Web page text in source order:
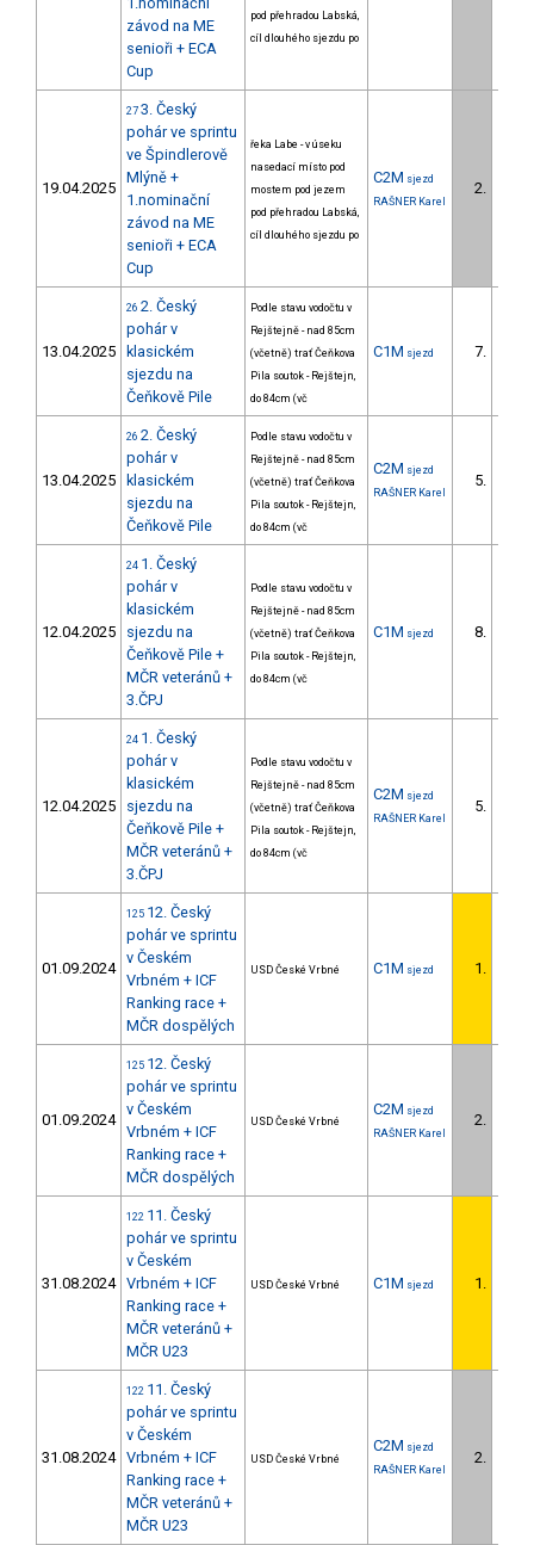
závod na ME
senioři + ECA
Cup
pod přehradou Labská,
cíl dlouhého sjezdu po
19.04.2025
27 3. Český
pohár ve sprintu
ve Špindlerově
Mlýně +
1.nominační
závod na ME
senioři + ECA
Cup
řeka Labe - v úseku
nasedací místo pod
mostem pod jezem
pod přehradou Labská,
cíl dlouhého sjezdu po
C2M sjezd
RAŠNER Karel
2.
13.04.2025
26 2. Český
pohár v
klasickém
sjezdu na
Čeňkově Pile
Podle stavu vodočtu v
Rejštejně - nad 85cm
(včetně) trať Čeňkova
Pila soutok - Rejštejn,
do 84cm (vč
C1M sjezd 7.
13.04.2025
26 2. Český
pohár v
klasickém
sjezdu na
Čeňkově Pile
Podle stavu vodočtu v
Rejštejně - nad 85cm
(včetně) trať Čeňkova
Pila soutok - Rejštejn,
do 84cm (vč
C2M sjezd
RAŠNER Karel
5.
12.04.2025
24 1. Český
pohár v
klasickém
sjezdu na
Čeňkově Pile +
MČR veteránů +
3.ČPJ
Podle stavu vodočtu v
Rejštejně - nad 85cm
(včetně) trať Čeňkova
Pila soutok - Rejštejn,
do 84cm (vč
C1M sjezd 8.
12.04.2025
24 1. Český
pohár v
klasickém
sjezdu na
Čeňkově Pile +
MČR veteránů +
3.ČPJ
Podle stavu vodočtu v
Rejštejně - nad 85cm
(včetně) trať Čeňkova
Pila soutok - Rejštejn,
do 84cm (vč
C2M sjezd
RAŠNER Karel
5.
01.09.2024
125 12. Český
pohár ve sprintu
v Českém
Vrbném + ICF
Ranking race +
MČR dospělých
USD České Vrbné C1M sjezd 1.
01.09.2024
125 12. Český
pohár ve sprintu
v Českém
Vrbném + ICF
Ranking race +
MČR dospělých
USD České Vrbné
C2M sjezd
RAŠNER Karel
2.
31.08.2024
122 11. Český
pohár ve sprintu
v Českém
Vrbném + ICF
Ranking race +
MČR veteránů +
MČR U23
USD České Vrbné C1M sjezd 1.
31.08.2024
122 11. Český
pohár ve sprintu
v Českém
Vrbném + ICF
Ranking race +
MČR veteránů +
MČR U23
USD České Vrbné
C2M sjezd
RAŠNER Karel
2.